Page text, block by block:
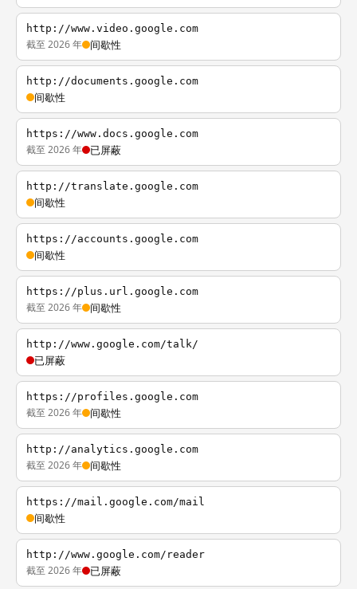
http://www.video.google.com
截至 2026 年 间歇性
http://documents.google.com
间歇性
https://www.docs.google.com
截至 2026 年 已屏蔽
http://translate.google.com
间歇性
https://accounts.google.com
间歇性
https://plus.url.google.com
截至 2026 年 间歇性
http://www.google.com/talk/
已屏蔽
https://profiles.google.com
截至 2026 年 间歇性
http://analytics.google.com
截至 2026 年 间歇性
https://mail.google.com/mail
间歇性
http://www.google.com/reader
截至 2026 年 已屏蔽